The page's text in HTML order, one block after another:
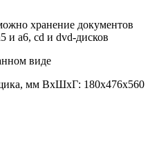
хранение документов
и а6, cd и dvd-дисков
виде
мм ВхШхГ: 180х476х560